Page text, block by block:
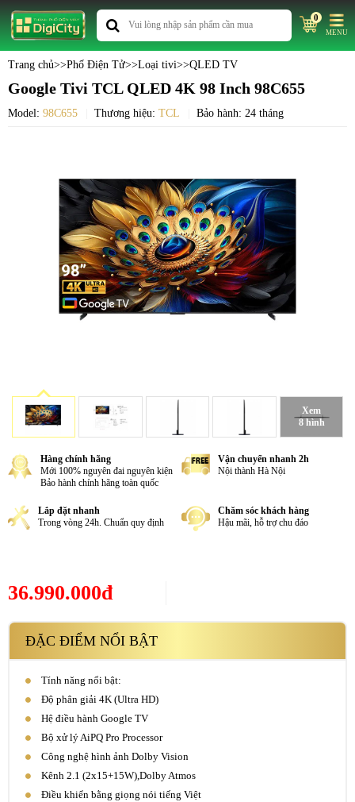
0
MENU
Trang chủ>>Phố Điện Tử>>Loại tivi>>QLED TV
Google Tivi TCL QLED 4K 98 Inch 98C655
Model: 98C655 Thương hiệu: TCL Bảo hành: 24 tháng
Xem
8 hình
Hàng chính hãng
Mới 100% nguyên đai nguyên kiện
Bảo hành chính hãng toàn quốc
Vận chuyển nhanh 2h
Nội thành Hà Nội
Lắp đặt nhanh
Trong vòng 24h. Chuẩn quy định
Chăm sóc khách hàng
Hậu mãi, hỗ trợ chu đáo
36.990.000đ
ĐẶC ĐIỂM NỔI BẬT
Tính năng nổi bật:
Độ phân giải 4K (Ultra HD)
Hệ điều hành Google TV
Bộ xử lý AiPQ Pro Processor
Công nghệ hình ảnh Dolby Vision
Kênh 2.1 (2x15+15W),Dolby Atmos
Điều khiển bằng giọng nói tiếng Việt